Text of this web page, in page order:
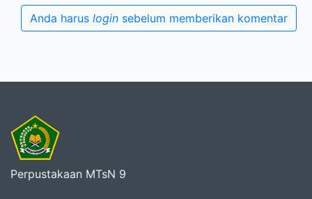
Anda harus login sebelum memberikan komentar
Perpustakaan MTsN 9